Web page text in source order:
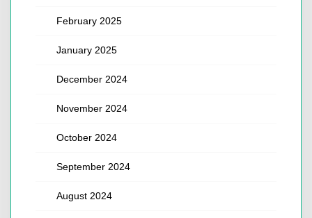
February 2025
January 2025
December 2024
November 2024
October 2024
September 2024
August 2024